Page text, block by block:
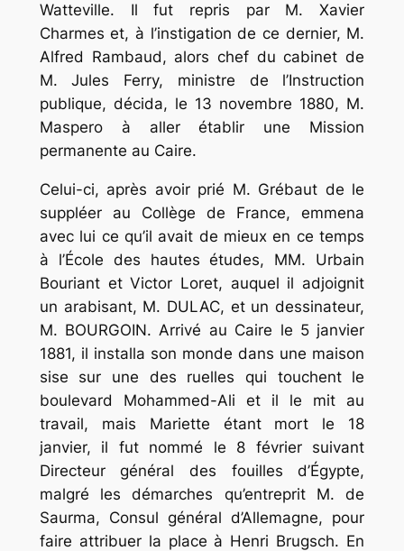
Watteville. Il fut repris par M. Xavier
Charmes et, à l’instigation de ce dernier, M.
Alfred Rambaud, alors chef du cabinet de
M. Jules Ferry, ministre de l’Instruction
publique, décida, le 13 novembre 1880, M.
Maspero à aller établir une Mission
permanente au Caire.
Celui-ci, après avoir prié M. Grébaut de le
suppléer au Collège de France, emmena
avec lui ce qu’il avait de mieux en ce temps
à l’École des hautes études, MM. Urbain
Bouriant et Victor Loret, auquel il adjoignit
un arabisant, M. DULAC, et un dessinateur,
M. BOURGOIN. Arrivé au Caire le 5 janvier
1881, il installa son monde dans une maison
sise sur une des ruelles qui touchent le
boulevard Mohammed-Ali et il le mit au
travail, mais Mariette étant mort le 18
janvier, il fut nommé le 8 février suivant
Directeur général des fouilles d’Égypte,
malgré les démarches qu’entreprit M. de
Saurma, Consul général d’Allemagne, pour
faire attribuer la place à Henri Brugsch. En